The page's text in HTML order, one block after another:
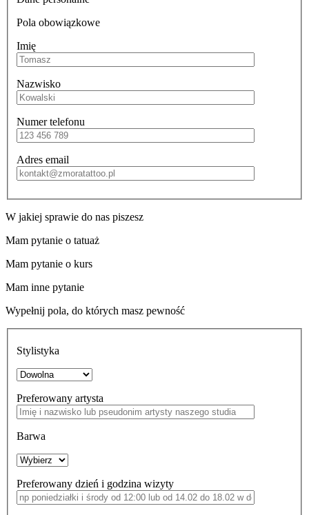
Pola obowiązkowe
Imię
Nazwisko
Numer telefonu
Adres email
W jakiej sprawie do nas piszesz
Mam pytanie o tatuaż
Mam pytanie o kurs
Mam inne pytanie
Wypełnij pola, do których masz pewność
Stylistyka
Preferowany artysta
Barwa
Preferowany dzień i godzina wizyty